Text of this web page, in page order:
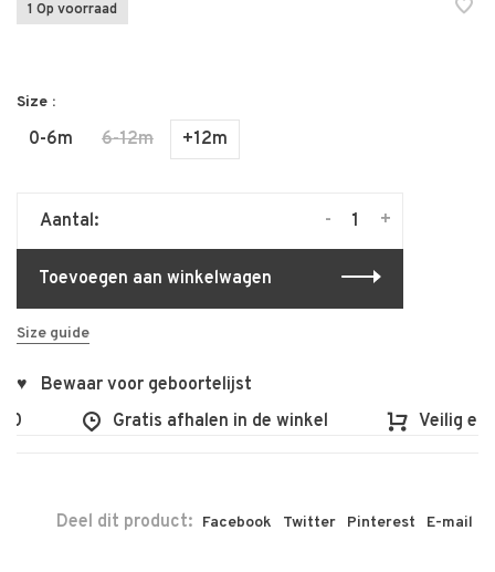
1 Op voorraad
Size :
0-6m 6-12m +12m
Aantal: +
-
Toevoegen aan winkelwagen
Size guide
♥ Bewaar voor geboortelijst
Gratis afhalen in de winkel Veilig en
Deel dit product: Facebook Twitter Pinterest E-mail